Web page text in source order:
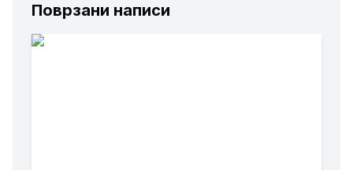
Поврзани написи